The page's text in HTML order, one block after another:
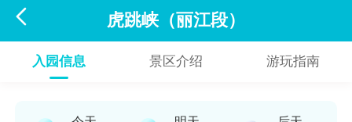
 虎跳峡（丽江段）
入园信息 景区介绍 游玩指南